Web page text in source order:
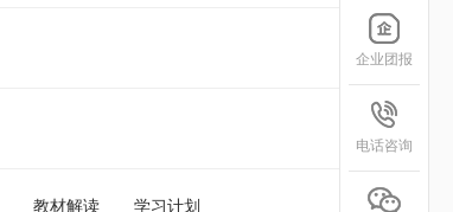
教材解读 学习计划
企业团报
电话咨询